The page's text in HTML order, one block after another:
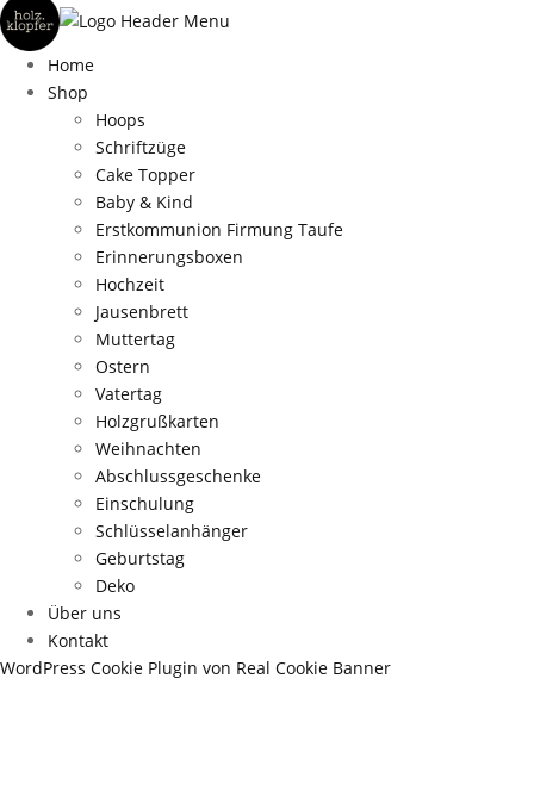
Home
Shop
Hoops
Schriftzüge
Cake Topper
Baby & Kind
Erstkommunion Firmung Taufe
Erinnerungsboxen
Hochzeit
Jausenbrett
Muttertag
Ostern
Vatertag
Holzgrußkarten
Weihnachten
Abschlussgeschenke
Einschulung
Schlüsselanhänger
Geburtstag
Deko
Über uns
Kontakt
WordPress Cookie Plugin von Real Cookie Banner